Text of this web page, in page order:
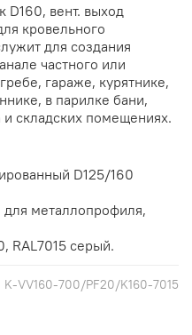
K-VV160-700/PF20/K160-7015
D160, вент. выход
кровельного
для создания
частного или
гараже, курятнике,
в парилке бани,
складских помещениях.
D125/160
металлопрофиля,
RAL7015 серый.